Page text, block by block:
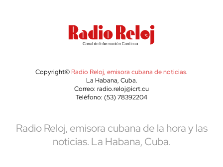
Copyright© Radio Reloj, emisora cubana de noticias.
La Habana, Cuba.
Correo: radio.reloj@icrt.cu
Teléfono: (53) 78392204
Radio Reloj, emisora cubana de la hora y las
noticias. La Habana, Cuba.